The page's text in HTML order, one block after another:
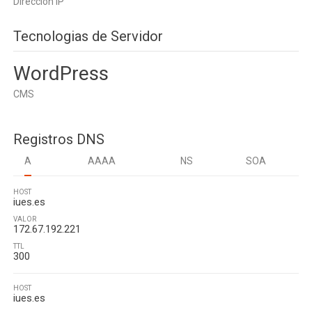
Tecnologias de Servidor
WordPress
CMS
Registros DNS
A AAAA NS SOA
HOST
iues.es
VALOR
172.67.192.221
TTL
300
HOST
iues.es